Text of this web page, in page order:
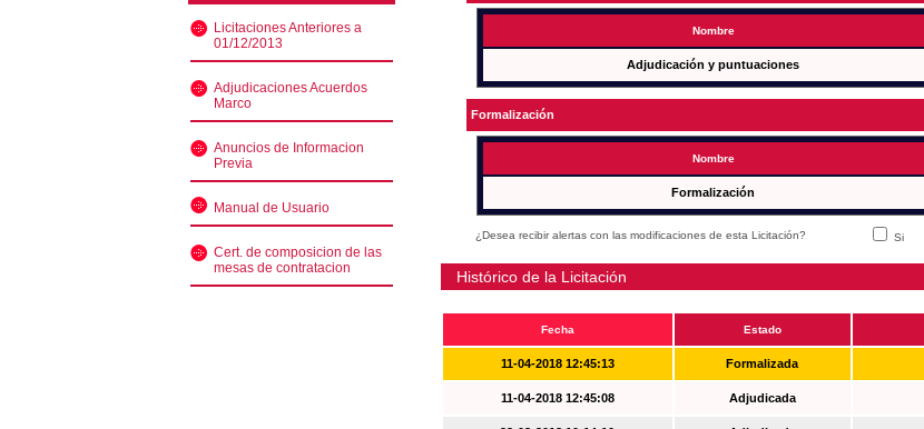
Licitaciones Anteriores a
01/12/2013
Adjudicaciones Acuerdos
Marco
Anuncios de Informacion
Previa
Manual de Usuario
Cert. de composicion de las
mesas de contratacion
Nombre
Adjudicación y puntuaciones
Formalización
Nombre
Formalización
¿Desea recibir alertas con las modificaciones de esta Licitación? Si
Histórico de la Licitación
Fecha Estado
11-04-2018 12:45:13 Formalizada
11-04-2018 12:45:08 Adjudicada